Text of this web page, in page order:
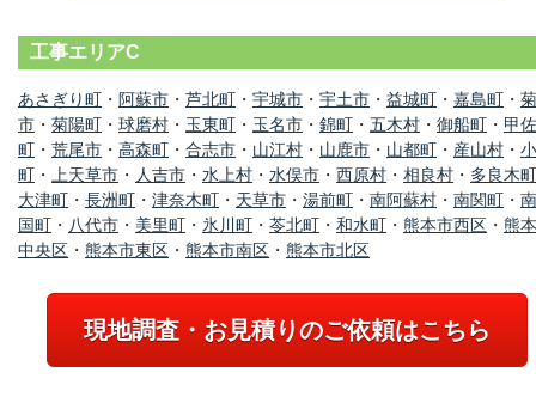
工事エリアC
あさぎり町 ・ 阿蘇市 ・ 芦北町 ・ 宇城市 ・ 宇土市 ・ 益城町 ・ 嘉島町 ・
市 ・ 菊陽町 ・ 球磨村 ・ 玉東町 ・ 玉名市 ・ 錦町 ・ 五木村 ・ 御船町 ・ 甲佐
町 ・ 荒尾市 ・ 高森町 ・ 合志市 ・ 山江村 ・ 山鹿市 ・ 山都町 ・ 産山村 ・
町 ・ 上天草市 ・ 人吉市 ・ 水上村 ・ 水俣市 ・ 西原村 ・ 相良村 ・ 多良木町
大津町 ・ 長洲町 ・ 津奈木町 ・ 天草市 ・ 湯前町 ・ 南阿蘇村 ・ 南関町 ・
国町 ・ 八代市 ・ 美里町 ・ 氷川町 ・ 苓北町 ・ 和水町 ・ 熊本市西区 ・ 熊
中央区 ・ 熊本市東区 ・ 熊本市南区 ・ 熊本市北区
現地調査・お見積りのご依頼はこちら